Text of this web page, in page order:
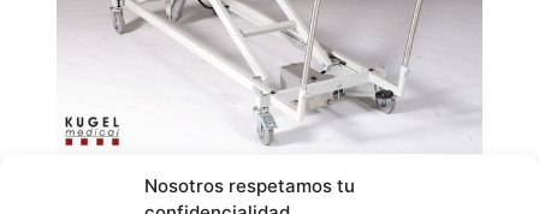
Nosotros respetamos tu